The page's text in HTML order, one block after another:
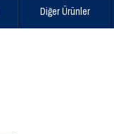
Diğer Ürünler